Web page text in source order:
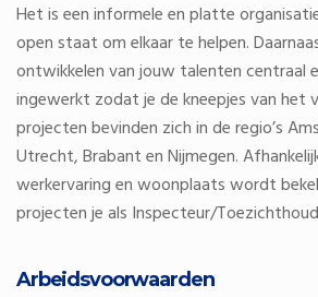
Het is een informele en platte
open staat om elkaar te helpen.
ontwikkelen van jouw talenten centraal
ingewerkt zodat je de kneepjes van het
projecten bevinden zich in de regio’s
Utrecht, Brabant en Nijmegen.
werkervaring en woonplaats wordt
projecten je als Inspecteur/
Arbeidsvoorwaarden